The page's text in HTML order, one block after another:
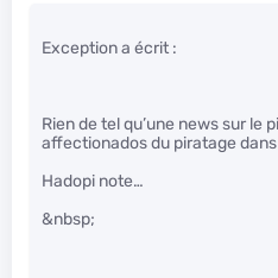
Exception a écrit :
Rien de tel qu’une news sur le
affectionados du piratage
Hadopi note…
&nbsp;